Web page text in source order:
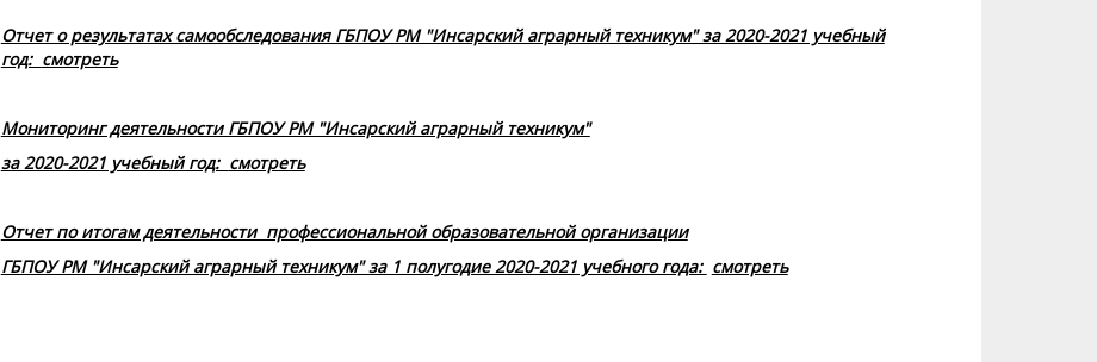
Отчет о результатах самообследования ГБПОУ РМ "Инсарский аграрный техникум" за 2020-2021 учебный
год: смотреть
Мониторинг деятельности ГБПОУ РМ "Инсарский аграрный техникум"
за 2020-2021 учебный год: смотреть
Отчет по итогам деятельности профессиональной образовательной организации
ГБПОУ РМ "Инсарский аграрный техникум" за 1 полугодие 2020-2021 учебного года: смотреть